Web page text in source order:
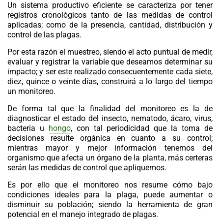
Un sistema productivo eficiente se caracteriza por tener
registros cronológicos tanto de las medidas de control
aplicadas; como de la presencia, cantidad, distribución y
control de las plagas.
Por esta razón el muestreo, siendo el acto puntual de medir,
evaluar y registrar la variable que deseamos determinar su
impacto; y ser este realizado consecuentemente cada siete,
diez, quince o veinte días, construirá a lo largo del tiempo
un monitoreo.
De forma tal que la finalidad del monitoreo es la de
diagnosticar el estado del insecto, nematodo, ácaro, virus,
bacteria u hongo, con tal periodicidad que la toma de
decisiones resulte orgánica en cuanto a su control;
mientras mayor y mejor información tenemos del
organismo que afecta un órgano de la planta, más certeras
serán las medidas de control que apliquemos.
Es por ello que el monitoreo nos resume cómo bajo
condiciones ideales para la plaga, puede aumentar o
disminuir su población; siendo la herramienta de gran
potencial en el manejo integrado de plagas.